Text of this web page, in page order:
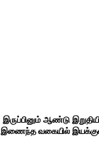
இருப்பினும் ஆண்டு
இணைந்த வகையில் இயக்குனர்